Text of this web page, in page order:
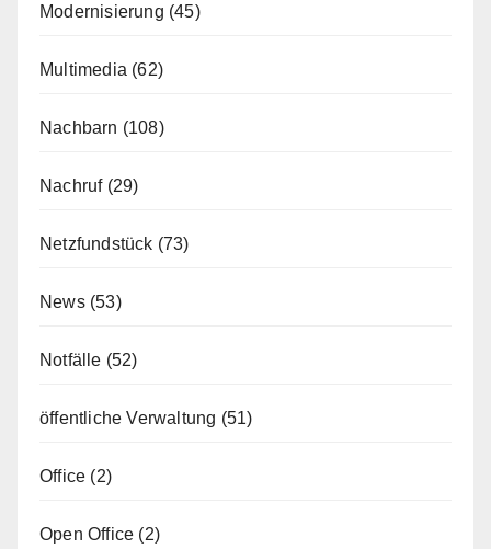
Modernisierung (45)
Multimedia (62)
Nachbarn (108)
Nachruf(29)
Netzfundstück (73)
News(53)
Notfälle (52)
öffentliche Verwaltung (51)
Office (2)
Open Office (2)